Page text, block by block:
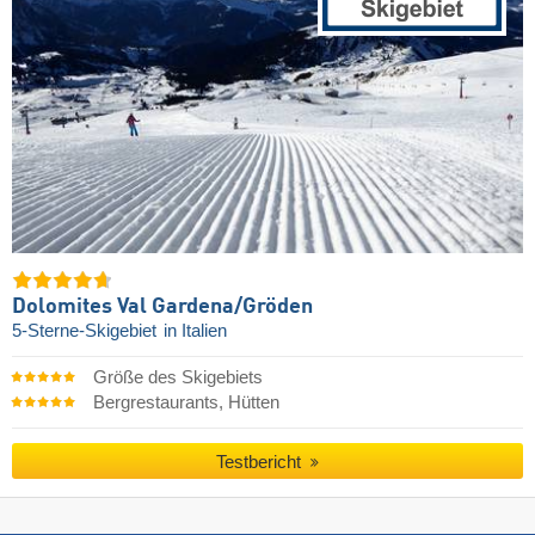
Dolomites Val Gardena/​Gröden
5-Sterne-Skigebiet in Italien
Größe des Skigebiets
Bergrestaurants, Hütten
Testbericht